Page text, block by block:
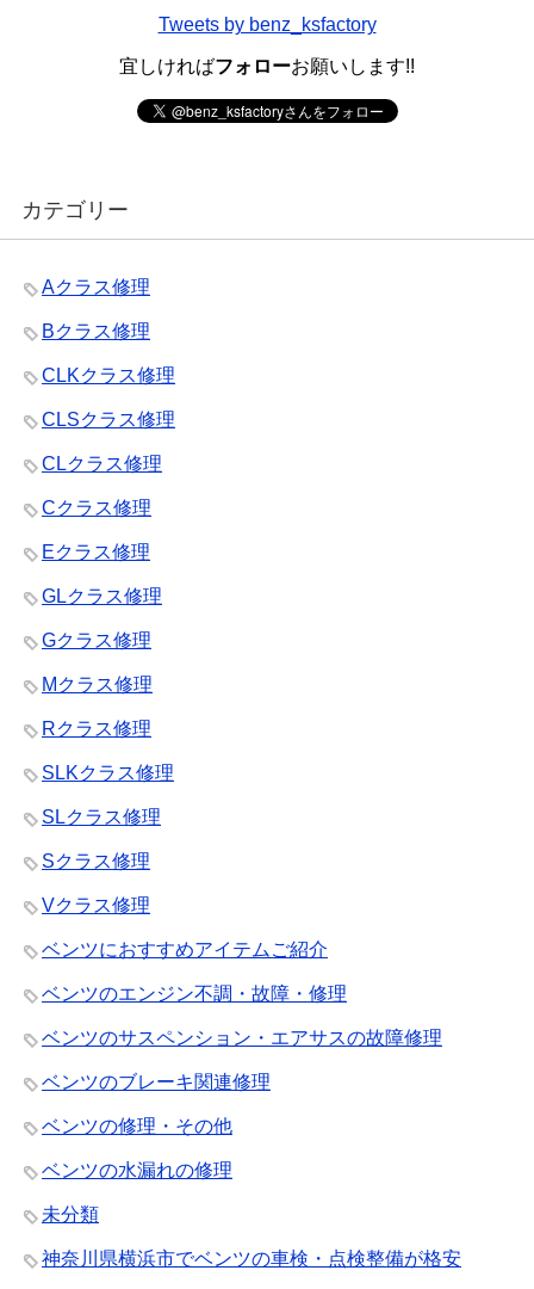
Tweets by benz_ksfactory
宜しければフォローお願いします!!
カテゴリー
Aクラス修理
Bクラス修理
CLKクラス修理
CLSクラス修理
CLクラス修理
Cクラス修理
Eクラス修理
GLクラス修理
Gクラス修理
Mクラス修理
Rクラス修理
SLKクラス修理
SLクラス修理
Sクラス修理
Vクラス修理
ベンツにおすすめアイテムご紹介
ベンツのエンジン不調・故障・修理
ベンツのサスペンション・エアサスの故障修理
ベンツのブレーキ関連修理
ベンツの修理・その他
ベンツの水漏れの修理
未分類
神奈川県横浜市でベンツの車検・点検整備が格安